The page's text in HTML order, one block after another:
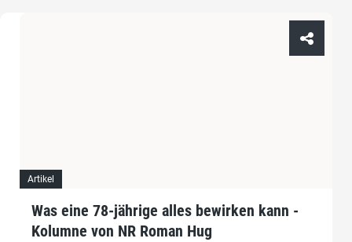
Artikel
Was eine 78-jährige alles bewirken kann -
Kolumne von NR Roman Hug